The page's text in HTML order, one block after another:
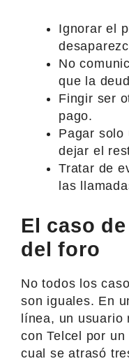
Ignorar el
No
que la
Fingir ser
pago.
Pagar solo
dejar el
Tratar de
las
El caso
del foro
No todos los
son iguales. En
línea, un usuario
con Telcel por
cual se atrasó